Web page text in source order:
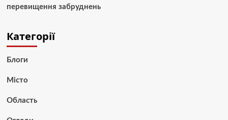
перевищення забруднень
Категорії
Блоги
Місто
Область